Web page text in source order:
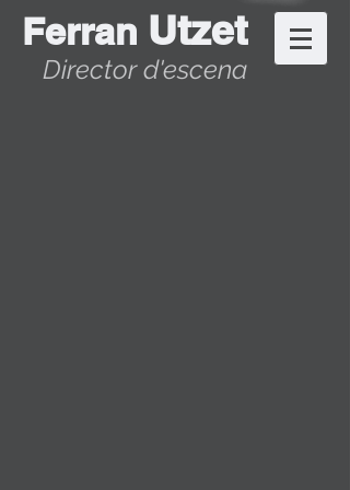
Ferran Utzet
Director d'escena